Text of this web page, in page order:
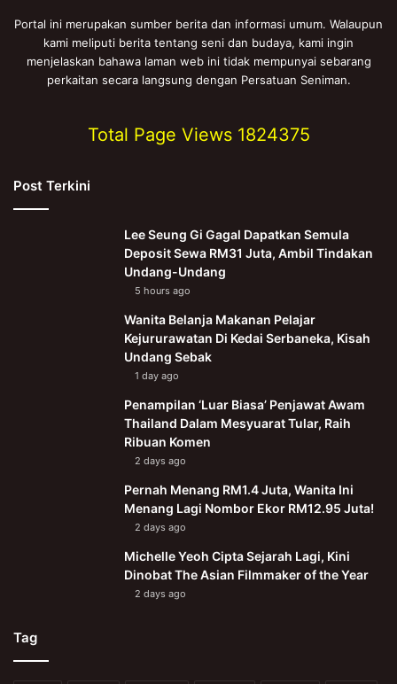
Portal ini merupakan sumber berita dan informasi umum. Walaupun
kami meliputi berita tentang seni dan budaya, kami ingin
menjelaskan bahawa laman web ini tidak mempunyai sebarang
perkaitan secara langsung dengan Persatuan Seniman.
Total Page Views 1824375
Post Terkini
Lee Seung Gi Gagal Dapatkan Semula
Deposit Sewa RM31 Juta, Ambil Tindakan
Undang-Undang
5 hours ago
Wanita Belanja Makanan Pelajar
Kejururawatan Di Kedai Serbaneka, Kisah
Undang Sebak
1 day ago
Penampilan ‘Luar Biasa’ Penjawat Awam
Thailand Dalam Mesyuarat Tular, Raih
Ribuan Komen
2 days ago
Pernah Menang RM1.4 Juta, Wanita Ini
Menang Lagi Nombor Ekor RM12.95 Juta!
2 days ago
Michelle Yeoh Cipta Sejarah Lagi, Kini
Dinobat The Asian Filmmaker of the Year
2 days ago
Tag